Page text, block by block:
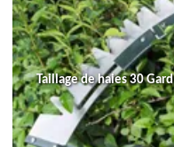
Taillage de haies 30 Gard